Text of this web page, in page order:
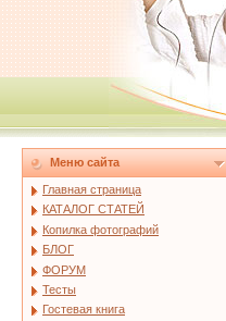
Меню сайта
Главная страница
КАТАЛОГ СТАТЕЙ
Копилка фотографий
БЛОГ
ФОРУМ
Тесты
Гостевая книга